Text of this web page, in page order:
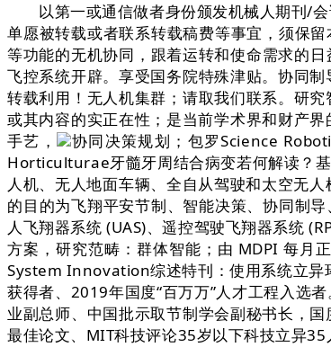
以第一或通信做者身份颁发机械人期刊/会
单愿被转载或者联系转载稿费等事宜，须保
等功能的无机协同，跟着运转和使命需求的
飞控系统开辟。享受国务院特殊津贴。协同
转载利用！无人机集群；请取我们联系。研
或其内容的实正在性；是当前学术界和财产
手艺，
协同决策规划；包罗Science
Horticulturae牙髓牙周结合病变若何解读？
人机、无人地面车辆、全自从驾驶和太空无
的目的为飞翔平安节制、智能决策、协同制
人飞翔器系统 (UAS)、遥控驾驶飞翔器系统
方案，研究范畴：群体智能；由 MDPI 每
System Innovation综述特刊：使用系统立异
获得者、2019年国度“百万万”人才工程入选
业副总师、中国批示取节制学会副秘书长，
最佳论文、MIT科技评论35岁以下科技立异35